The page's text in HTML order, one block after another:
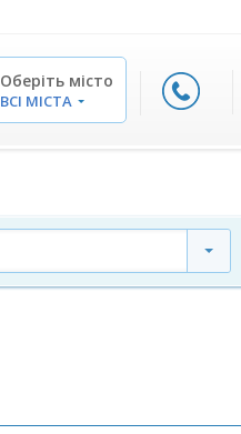
Оберіть місто
ВСІ МІСТА